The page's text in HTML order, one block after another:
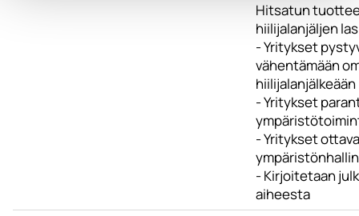
Hitsatun
hiilijalanjäljen
- Yritykset
vähentämään
hiilijalanjälkeään
- Yritykset
- Yritykset
- Kirjoitetaan
aiheesta